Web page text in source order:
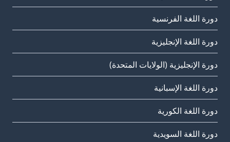
دورة اللغة الفرنسية
دورة اللغة الإنجليزية
دورة الإنجليزية (الولايات المتحدة)
دورة اللغة الإسبانية
دورة اللغة الكورية
دورة اللغة السويدية